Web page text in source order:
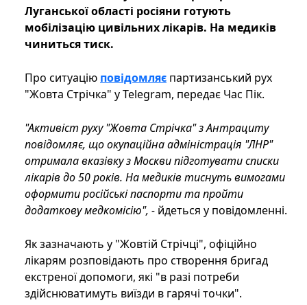
Луганської області росіяни готують
мобілізацію цивільних лікарів. На медиків
чиниться тиск.
Про ситуацію повідомляє партизанський рух
"Жовта Стрічка" у Telegram, передає Час Пік.
"Активіст руху "Жовта Стрічка" з Антрациту
повідомляє, що окупаційна адміністрація "ЛНР"
отримала вказівку з Москви підготувати списки
лікарів до 50 років. На медиків тиснуть вимогами
оформити російські паспорти та пройти
додаткову медкомісію", - йдеться у повідомленні.
Як зазначають у "Жовтій Стрічці", офіційно
лікарям розповідають про створення бригад
екстреної допомоги, які "в разі потреби
здійснюватимуть виїзди в гарячі точки".